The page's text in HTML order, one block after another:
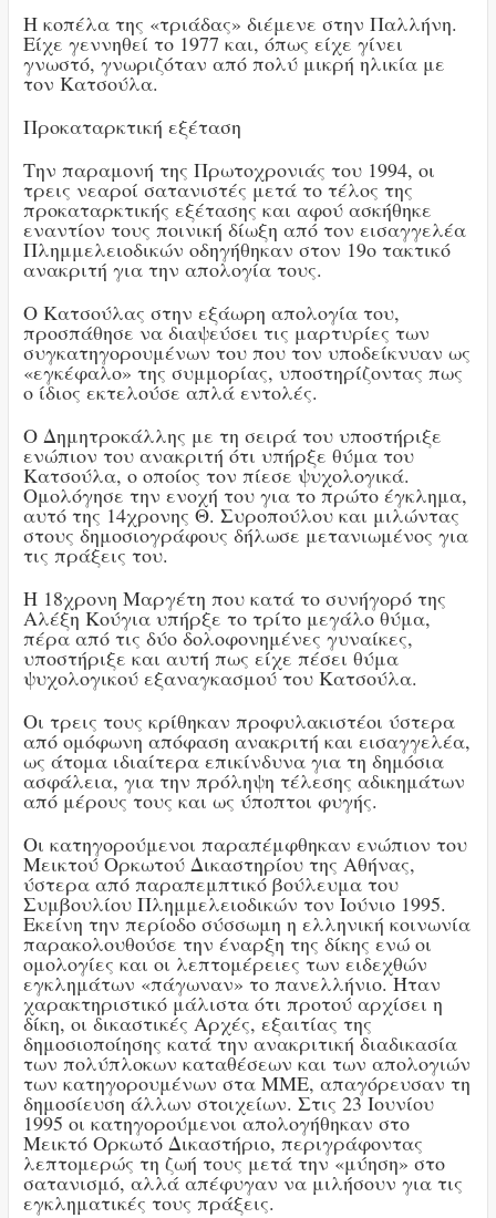
Η κοπέλα της «τριάδας» διέμενε στην Παλλήνη.
Είχε γεννηθεί το 1977 και, όπως είχε γίνει
γνωστό, γνωριζόταν από πολύ μικρή ηλικία με
τον Κατσούλα.
Προκαταρκτική εξέταση
Την παραμονή της Πρωτοχρονιάς του 1994, οι
τρεις νεαροί σατανιστές μετά το τέλος της
προκαταρκτικής εξέτασης και αφού ασκήθηκε
εναντίον τους ποινική δίωξη από τον εισαγγελέα
Πλημμελειοδικών οδηγήθηκαν στον 19ο τακτικό
ανακριτή για την απολογία τους.
Ο Κατσούλας στην εξάωρη απολογία του,
προσπάθησε να διαψεύσει τις μαρτυρίες των
συγκατηγορουμένων του που τον υποδείκνυαν ως
«εγκέφαλο» της συμμορίας, υποστηρίζοντας πως
ο ίδιος εκτελούσε απλά εντολές.
Ο Δημητροκάλλης με τη σειρά του υποστήριξε
ενώπιον του ανακριτή ότι υπήρξε θύμα του
Κατσούλα, ο οποίος τον πίεσε ψυχολογικά.
Ομολόγησε την ενοχή του για το πρώτο έγκλημα,
αυτό της 14χρονης Θ. Συροπούλου και μιλώντας
στους δημοσιογράφους δήλωσε μετανιωμένος για
τις πράξεις του.
Η 18χρονη Μαργέτη που κατά το συνήγορό της
Αλέξη Κούγια υπήρξε το τρίτο μεγάλο θύμα,
πέρα από τις δύο δολοφονημένες γυναίκες,
υποστήριξε και αυτή πως είχε πέσει θύμα
ψυχολογικού εξαναγκασμού του Κατσούλα.
Οι τρεις τους κρίθηκαν προφυλακιστέοι ύστερα
από ομόφωνη απόφαση ανακριτή και εισαγγελέα,
ως άτομα ιδιαίτερα επικίνδυνα για τη δημόσια
ασφάλεια, για την πρόληψη τέλεσης αδικημάτων
από μέρους τους και ως ύποπτοι φυγής.
Οι κατηγορούμενοι παραπέμφθηκαν ενώπιον του
Μεικτού Ορκωτού Δικαστηρίου της Αθήνας,
ύστερα από παραπεμπτικό βούλευμα του
Συμβουλίου Πλημμελειοδικών τον Ιούνιο 1995.
Εκείνη την περίοδο σύσσωμη η ελληνική κοινωνία
παρακολουθούσε την έναρξη της δίκης ενώ οι
ομολογίες και οι λεπτομέρειες των ειδεχθών
εγκλημάτων «πάγωναν» το πανελλήνιο. Ήταν
χαρακτηριστικό μάλιστα ότι προτού αρχίσει η
δίκη, οι δικαστικές Αρχές, εξαιτίας της
δημοσιοποίησης κατά την ανακριτική διαδικασία
των πολύπλοκων καταθέσεων και των απολογιών
των κατηγορουμένων στα ΜΜΕ, απαγόρευσαν τη
δημοσίευση άλλων στοιχείων. Στις 23 Ιουνίου
1995 οι κατηγορούμενοι απολογήθηκαν στο
Μεικτό Ορκωτό Δικαστήριο, περιγράφοντας
λεπτομερώς τη ζωή τους μετά την «μύηση» στο
σατανισμό, αλλά απέφυγαν να μιλήσουν για τις
εγκληματικές τους πράξεις.